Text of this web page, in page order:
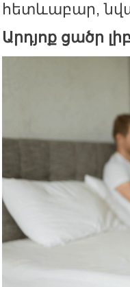
հետևաբար,
Արդյոք ցածր